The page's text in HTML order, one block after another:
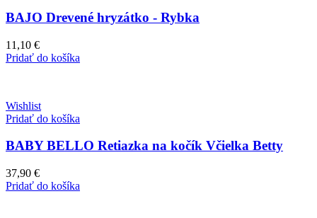
BAJO Drevené hryzátko - Rybka
11,10 €
Pridať do košíka
Wishlist
Pridať do košíka
BABY BELLO Retiazka na kočík Včielka Betty
37,90 €
Pridať do košíka